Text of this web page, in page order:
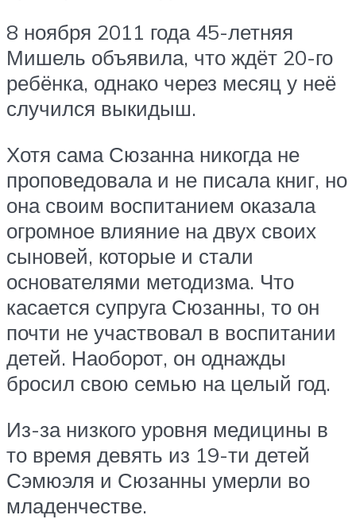
8 ноября 2011 года 45-летняя
Мишель объявила, что ждёт 20-го
ребёнка, однако через месяц у неё
случился выкидыш.
Хотя сама Сюзанна никогда не
проповедовала и не писала книг, но
она своим воспитанием оказала
огромное влияние на двух своих
сыновей, которые и стали
основателями методизма. Что
касается супруга Сюзанны, то он
почти не участвовал в воспитании
детей. Наоборот, он однажды
бросил свою семью на целый год.
Из-за низкого уровня медицины в
то время девять из 19-ти детей
Сэмюэля и Сюзанны умерли во
младенчестве.